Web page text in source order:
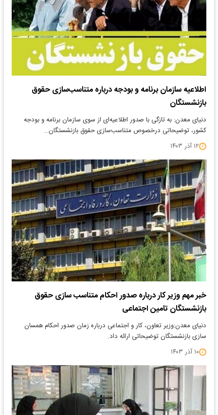
اطلاعیه سازمان برنامه و بودجه درباره متناسب‌سازی حقوق
بازنشستگان
دنیای معدن: به تازگی با صدور اطلاعیه‌ای از سوی سازمان برنامه و بودجه
کشور، توضیحاتی درخصوص متناسب‌سازی حقوق بازنشستگان…
۱۲ آذر ۱۴۰۳
خبر مهم وزیر کار درباره صدور احکام متناسب سازی حقوق
بازنشستگان تامین اجتماعی
دنیای معدن:وزیر تعاون، کار و اجتماعی درباره زمان صدور احکام همسان
سازی بازنشستگان توضیحاتی ارائه داد.
۱۰ آذر ۱۴۰۳